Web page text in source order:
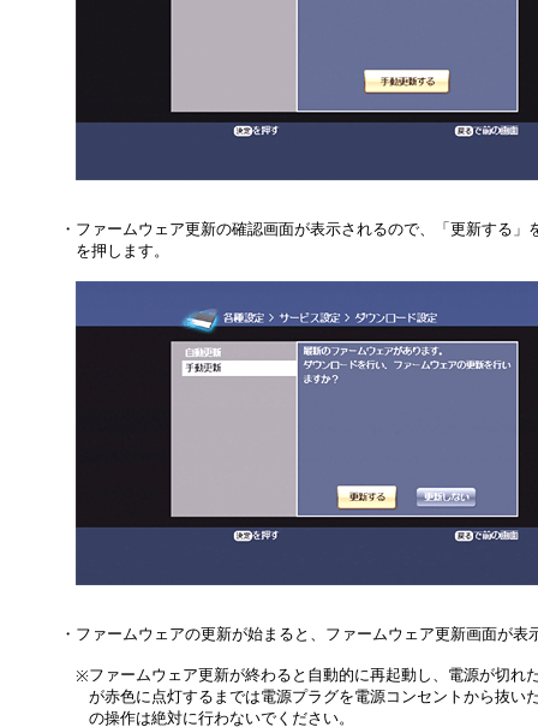
・ ファームウェア更新の確認画面が表示されるので、「更新する」
を押します。
・ ファームウェアの更新が始まると、ファームウェア更新画面が表
※ファームウェア更新が終わると自動的に再起動し、電源が切れ
が赤色に点灯するまでは電源プラグを電源コンセントから抜い
の操作は絶対に行わないでください。